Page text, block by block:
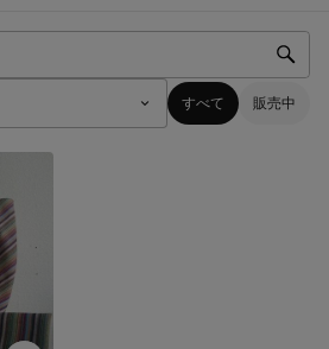
すべて 販売中